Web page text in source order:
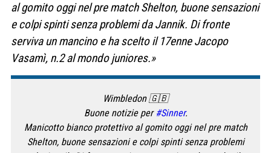
al gomito oggi nel pre match Shelton, buone sensazioni
e colpi spinti senza problemi da Jannik. Di fronte
serviva un mancino e ha scelto il 17enne Jacopo
Vasamì, n.2 al mondo juniores.»
Wimbledon 🇬🇧
Buone notizie per #Sinner.
Manicotto bianco protettivo al gomito oggi nel pre match
Shelton, buone sensazioni e colpi spinti senza problemi